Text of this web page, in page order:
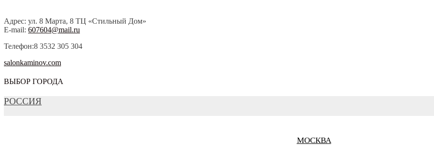
Адрес: ул. 8 Марта, 8 ТЦ «Стильный Дом»
E-mail: 607604@mail.ru
Телефон:8 3532 305 304
salonkaminov.com
ВЫБОР ГОРОДА
РОССИЯ
МОСКВА